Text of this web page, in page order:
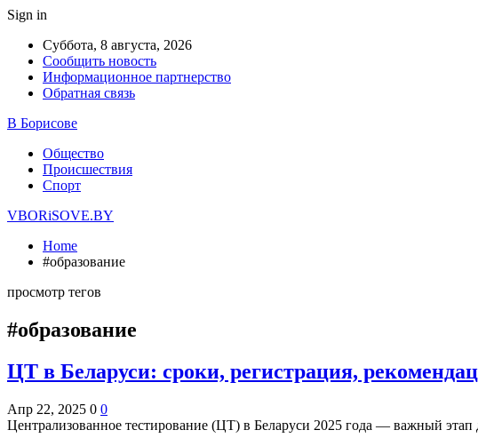
Sign in
Суббота, 8 августа, 2026
Сообщить новость
Информационное партнерство
Обратная связь
В Борисове
Общество
Происшествия
Спорт
VBORiSOVE.BY
Home
#образование
просмотр тегов
#образование
ЦТ в Беларуси: сроки, регистрация,
Апр 22, 2025 0 0
Централизованное тестирование (ЦТ) в Беларуси 2025 года — важный